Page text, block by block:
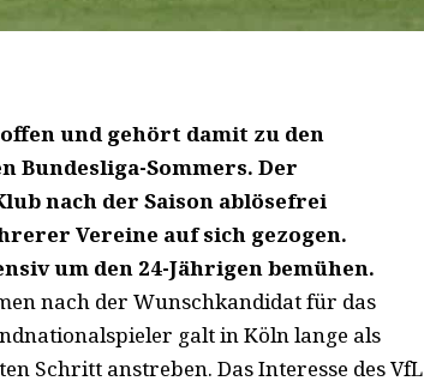
und gehört damit zu den
Bundesliga-Sommers. Der
nach der Saison ablösefrei
Vereine auf sich gezogen.
um den 24-Jährigen bemühen.
nach der Wunschkandidat für das
galt in Köln lange als
Schritt anstreben. Das Interesse des VfL